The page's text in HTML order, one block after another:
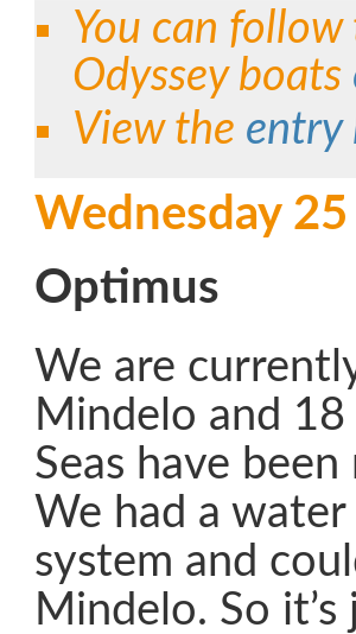
You can
Odyssey boats
View the entry
Wednesday
Optimus
We are
Mindelo and
Seas have
We had a
system and
Mindelo. So